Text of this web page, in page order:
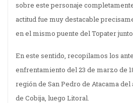
sobre este personaje
actitud fue muy destacable
en el mismo puente del Topater
En este sentido, recopilamos los
enfrentamiento del 23 de marzo de
región de San Pedro de Atacama
de Cobija, luego Litoral.